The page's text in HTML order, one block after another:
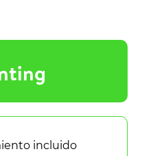
incluido